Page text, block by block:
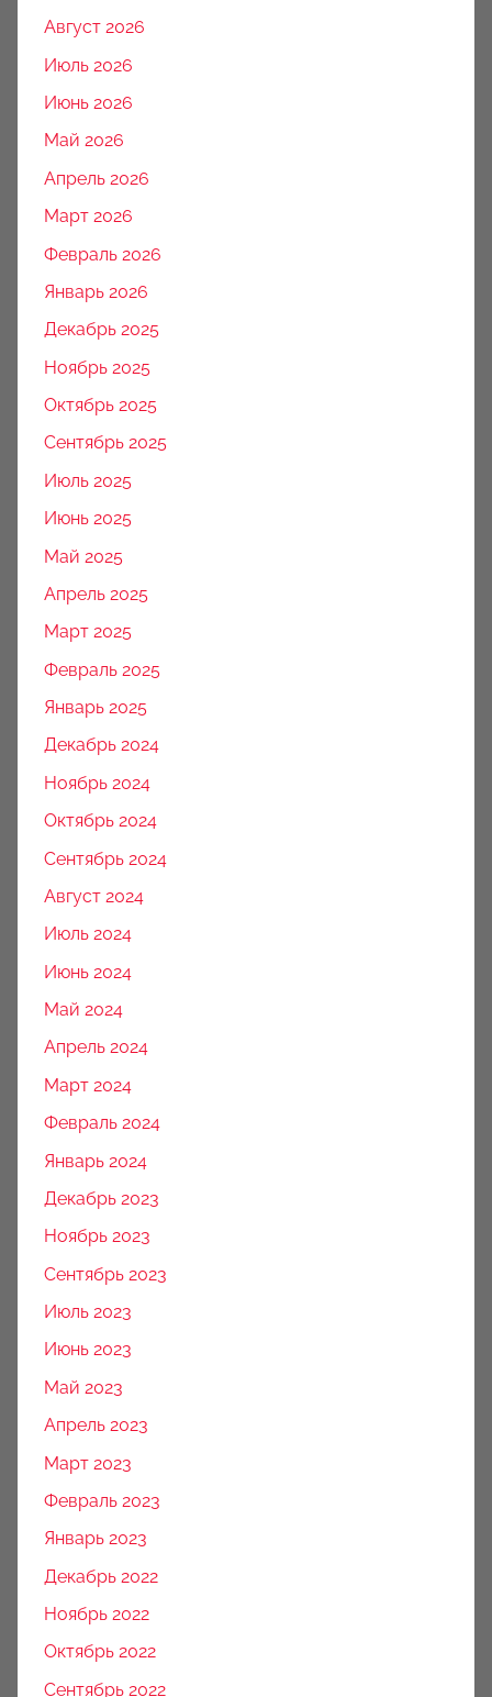
Август 2026
Июль 2026
Июнь 2026
Май 2026
Апрель 2026
Март 2026
Февраль 2026
Январь 2026
Декабрь 2025
Ноябрь 2025
Октябрь 2025
Сентябрь 2025
Июль 2025
Июнь 2025
Май 2025
Апрель 2025
Март 2025
Февраль 2025
Январь 2025
Декабрь 2024
Ноябрь 2024
Октябрь 2024
Сентябрь 2024
Август 2024
Июль 2024
Июнь 2024
Май 2024
Апрель 2024
Март 2024
Февраль 2024
Январь 2024
Декабрь 2023
Ноябрь 2023
Сентябрь 2023
Июль 2023
Июнь 2023
Май 2023
Апрель 2023
Март 2023
Февраль 2023
Январь 2023
Декабрь 2022
Ноябрь 2022
Октябрь 2022
Сентябрь 2022